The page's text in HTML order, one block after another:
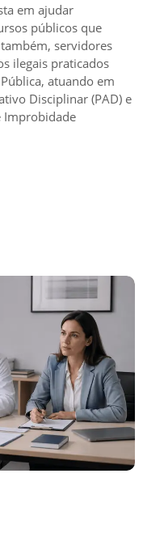
em ajudar
públicos que
servidores
ilegais praticados
atuando em
Disciplinar (PAD) e
Improbidade